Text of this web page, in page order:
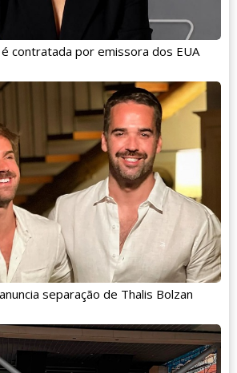
contratada por emissora dos EUA
separação de Thalis Bolzan